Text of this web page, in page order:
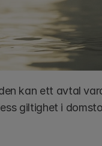
kan ett avtal
giltighet i